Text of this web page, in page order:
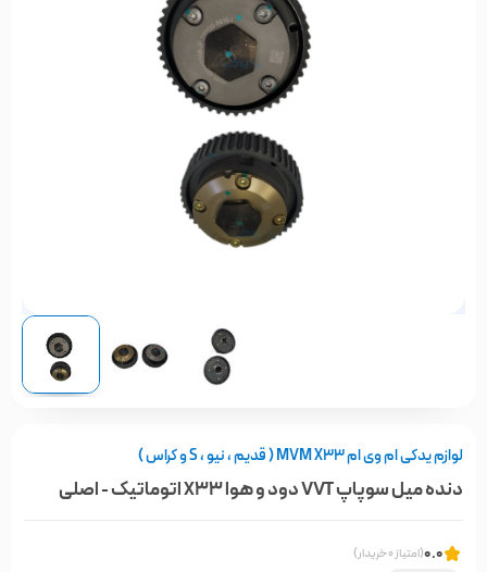
لوازم یدکی ام وی ام MVM X33 ( قدیم ، نیو ، S و کراس )
دنده میل سوپاپ VVT دود و هوا X33 اتوماتیک - اصلی
0.0(امتیاز 0 خریدار)